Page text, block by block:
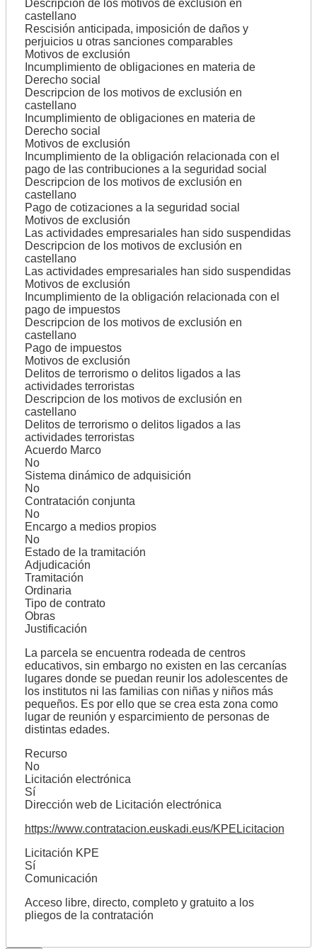
Descripcion de los motivos de exclusión en
castellano
Rescisión anticipada, imposición de daños y
perjuicios u otras sanciones comparables
Motivos de exclusión
Incumplimiento de obligaciones en materia de
Derecho social
Descripcion de los motivos de exclusión en
castellano
Incumplimiento de obligaciones en materia de
Derecho social
Motivos de exclusión
Incumplimiento de la obligación relacionada con el
pago de las contribuciones a la seguridad social
Descripcion de los motivos de exclusión en
castellano
Pago de cotizaciones a la seguridad social
Motivos de exclusión
Las actividades empresariales han sido suspendidas
Descripcion de los motivos de exclusión en
castellano
Las actividades empresariales han sido suspendidas
Motivos de exclusión
Incumplimiento de la obligación relacionada con el
pago de impuestos
Descripcion de los motivos de exclusión en
castellano
Pago de impuestos
Motivos de exclusión
Delitos de terrorismo o delitos ligados a las
actividades terroristas
Descripcion de los motivos de exclusión en
castellano
Delitos de terrorismo o delitos ligados a las
actividades terroristas
Acuerdo Marco
No
Sistema dinámico de adquisición
No
Contratación conjunta
No
Encargo a medios propios
No
Estado de la tramitación
Adjudicación
Tramitación
Ordinaria
Tipo de contrato
Obras
Justificación
La parcela se encuentra rodeada de centros
educativos, sin embargo no existen en las cercanías
lugares donde se puedan reunir los adolescentes de
los institutos ni las familias con niñas y niños más
pequeños. Es por ello que se crea esta zona como
lugar de reunión y esparcimiento de personas de
distintas edades.
Recurso
No
Licitación electrónica
Sí
Dirección web de Licitación electrónica
https://www.contratacion.euskadi.eus/KPELicitacion
Licitación KPE
Sí
Comunicación
Acceso libre, directo, completo y gratuito a los
pliegos de la contratación